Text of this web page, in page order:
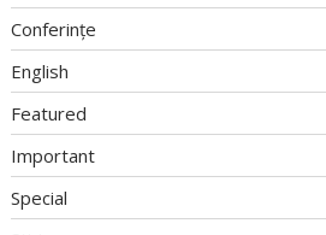
Conferințe
English
Featured
Important
Special